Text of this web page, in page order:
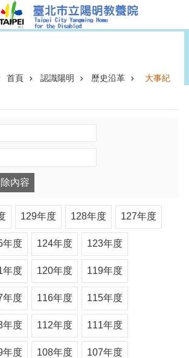
首頁 認識陽明 歷史沿革 大事紀
129年度 128年度 127年度
年度 124年度 123年度
年度 120年度 119年度
年度 116年度 115年度
年度 112年度 111年度
年度 108年度 107年度